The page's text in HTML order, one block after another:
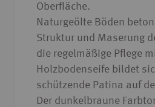
Oberfläche.
Naturgeölte Böden
Struktur und Maserung
die regelmäßige Pflege
Holzbodenseife bildet
schützende Patina auf
Der dunkelbraune